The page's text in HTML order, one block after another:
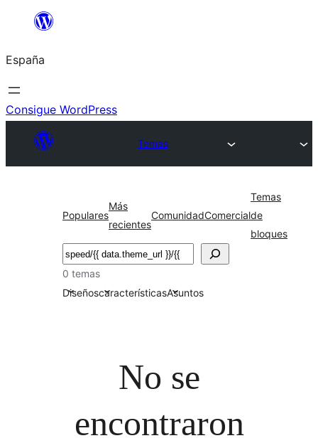
Saltar
contenido
España
Consigue WordPress
Temas
Populares
Más
recientes
ComunidadComercial
Temas
de
bloques
Buscar
0 temas
DiseñoscaracterísticasAsuntos
No se
encontraron